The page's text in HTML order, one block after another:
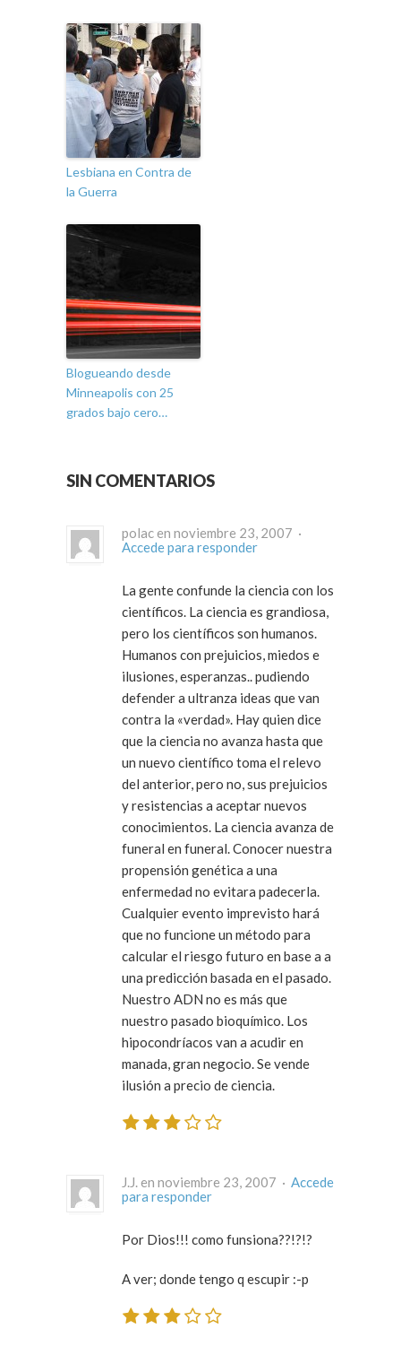
Lesbiana en Contra de
la Guerra
Blogueando desde
Minneapolis con 25
grados bajo cero…
SIN COMENTARIOS
polac en noviembre 23, 2007 ·
Accede para responder
La gente confunde la ciencia con los
científicos. La ciencia es grandiosa,
pero los científicos son humanos.
Humanos con prejuicios, miedos e
ilusiones, esperanzas.. pudiendo
defender a ultranza ideas que van
contra la «verdad». Hay quien dice
que la ciencia no avanza hasta que
un nuevo científico toma el relevo
del anterior, pero no, sus prejuicios
y resistencias a aceptar nuevos
conocimientos. La ciencia avanza de
funeral en funeral. Conocer nuestra
propensión genética a una
enfermedad no evitara padecerla.
Cualquier evento imprevisto hará
que no funcione un método para
calcular el riesgo futuro en base a a
una predicción basada en el pasado.
Nuestro ADN no es más que
nuestro pasado bioquímico. Los
hipocondríacos van a acudir en
manada, gran negocio. Se vende
ilusión a precio de ciencia.
J.J. en noviembre 23, 2007 · Accede
para responder
Por Dios!!! como funsiona??!?!?
A ver; donde tengo q escupir :-p